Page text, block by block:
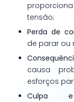
tensão;
Perda de
de parar ou
causa
esforços
Culpa e